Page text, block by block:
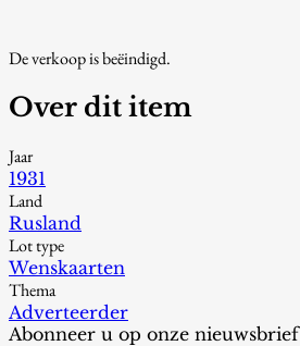
De verkoop is beëindigd.
Over dit item
Jaar
1931
Land
Rusland
Lot type
Wenskaarten
Thema
Adverteerder
Abonneer u op onze nieuwsbrief